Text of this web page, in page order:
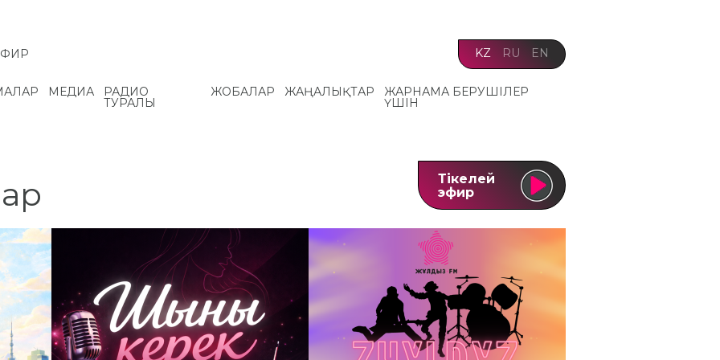
KZ RU EN
МЕДИА РАДИО
ТУРАЛЫ
ЖОБАЛАР ЖАҢАЛЫҚТАР ЖАРНАМА БЕРУШІЛЕР
ҮШІН
Тікелей
эфир